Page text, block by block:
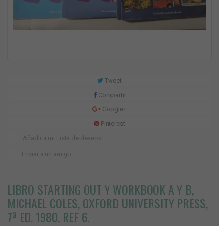
Tweet
Compartir
Google+
Pinterest
Añadir a mi Lista de deseos
Enviar a un amigo
LIBRO STARTING OUT Y WORKBOOK A Y B,
MICHAEL COLES, OXFORD UNIVERSITY PRESS,
7ª ED. 1980. REF 6.